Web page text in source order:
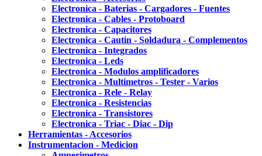
Electronica - Baterias - Cargadores - Fuentes
Electronica - Cables - Protoboard
Electronica - Capacitores
Electronica - Cautin - Soldadura - Complementos
Electronica - Integrados
Electronica - Leds
Electronica - Modulos amplificadores
Electronica - Multimetros - Tester - Varios
Electronica - Rele - Relay
Electronica - Resistencias
Electronica - Transistores
Electronica - Triac - Diac - Dip
Herramientas - Accesorios
Instrumentacion - Medicion